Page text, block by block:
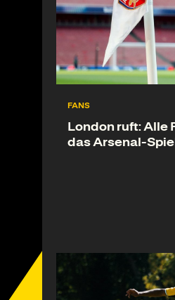
FANS
London ruft: Alle
das Arsenal-